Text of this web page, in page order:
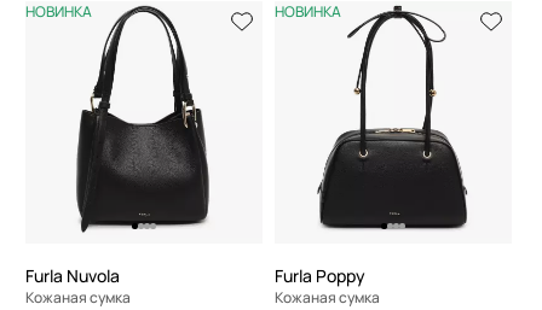
НОВИНКА
Furla Nuvola
Кожаная сумка
НОВИНКА
Furla Poppy
Кожаная сумка